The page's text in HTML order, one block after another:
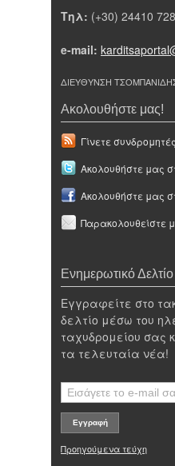
Τηλ: (+30) 24410
e-mail:
ΔΙΕΥΘΥΝΣΗ
Ακολουθήστε μας!
Γίνετε
Ακολουθήστε μας
Ακολουθήστε μας
Παρακολουθείστε
Ενημερωτικό Δελτίο
Εγγραφείτε στο
δελτίο μέσω του
ταχυδρομείου σας
τα τελευταία νέα!
Προηγούμενα τεύχη